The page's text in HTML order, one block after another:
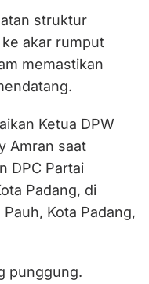
struktur
akar rumput
memastikan
Ketua DPW
Amran saat
DPC Partai
Padang, di
Kota Padang,
punggung.